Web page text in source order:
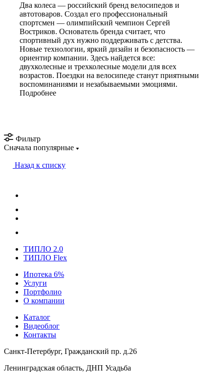
Два колеса — российский бренд велосипедов и
автотоваров. Создал его профессиональный
спортсмен — олимпийский чемпион Сергей
Востриков. Основатель бренда считает, что
спортивный дух нужно поддерживать с детства.
Новые технологии, яркий дизайн и безопасность —
ориентир компании. Здесь найдется все:
двухколесные и трехколесные модели для всех
возрастов. Поездки на велосипеде станут приятными
воспоминаниями и незабываемыми эмоциями.
Подробнее
Фильтр
Сначала популярные
Назад к списку
ТИПЛО 2.0
ТИПЛО Flex
Ипотека 6%
Услуги
Портфолио
О компании
Каталог
Видеоблог
Контакты
Санкт-Петербург, Гражданский пр. д.26
Ленинградская область, ДНП Усадьба